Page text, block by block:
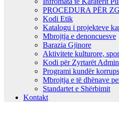
PROCEDURA PËR
Kodi Etik
Katalogu i projekteve
Mbrojtja e denoncuesve
Barazia Gjinore
Aktivitete kulturore,
Kodi për Zyrtarët
Programi kundër
Mbrojtja e të dhënave
Standartet e Shërbimit
Kontakt